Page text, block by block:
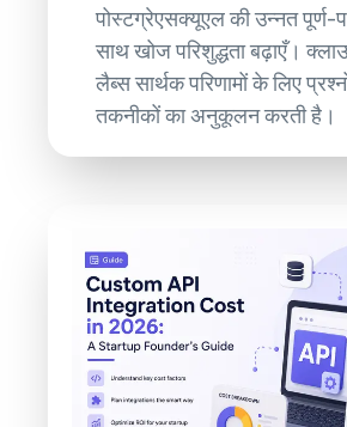
पोस्टग्रेएसक्यूएल की उन्नत
साथ खोज परिशुद्धता बढ़ाएँ।
लैब्स सार्थक परिणामों के लिए
तकनीकों का अनुकूलन करती है।